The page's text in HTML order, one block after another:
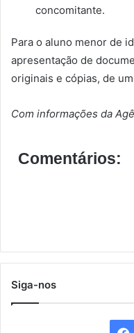
concomitante.
Para o aluno menor de
apresentação de
originais e cópias, de
Com informações da
Comentários:
Siga-nos